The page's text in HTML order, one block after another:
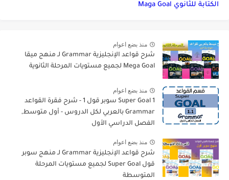
الكتابة للثانوي Maga Goal
منذ بضع اعوام
شرح قواعد الإنجليزية Grammar لـ منهج ميقا
Mega Goal لجميع مستويات المرحلة الثانوية
منذ بضع اعوام
Super Goal 1 سوبر قول 1 - شرح فقرة القواعد
Grammar بالعربي لكل الدروس - أول متوسط,
الفصل الدراسي الأول
منذ بضع اعوام
شرح قواعد الإنجليزية Grammar لـ منهج سوبر
قول Super Goal لجميع مستويات المرحلة
المتوسطة